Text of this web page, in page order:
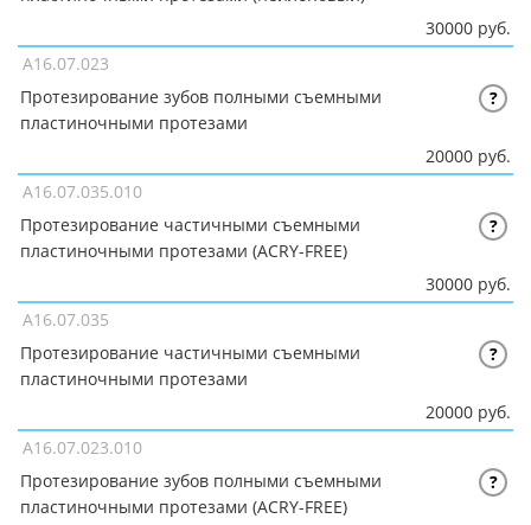
30000 руб.
A16.07.023
Протезирование зубов полными съемными
пластиночными протезами
?
20000 руб.
A16.07.035.010
Протезирование частичными съемными
пластиночными протезами (ACRY-FREE)
?
30000 руб.
A16.07.035
Протезирование частичными съемными
пластиночными протезами
?
20000 руб.
A16.07.023.010
Протезирование зубов полными съемными
пластиночными протезами (ACRY-FREE)
?